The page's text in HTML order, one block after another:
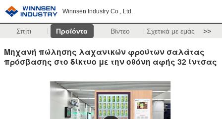
Winnsen Industry Co., Ltd.
Σπίτι Προϊόντα Βίντεο Σχετικά με εμάς >>
Μηχανή πώλησης λαχανικών φρούτων σαλάτας
πρόσβασης στο δίκτυο με την οθόνη αφής 32 ίντσας